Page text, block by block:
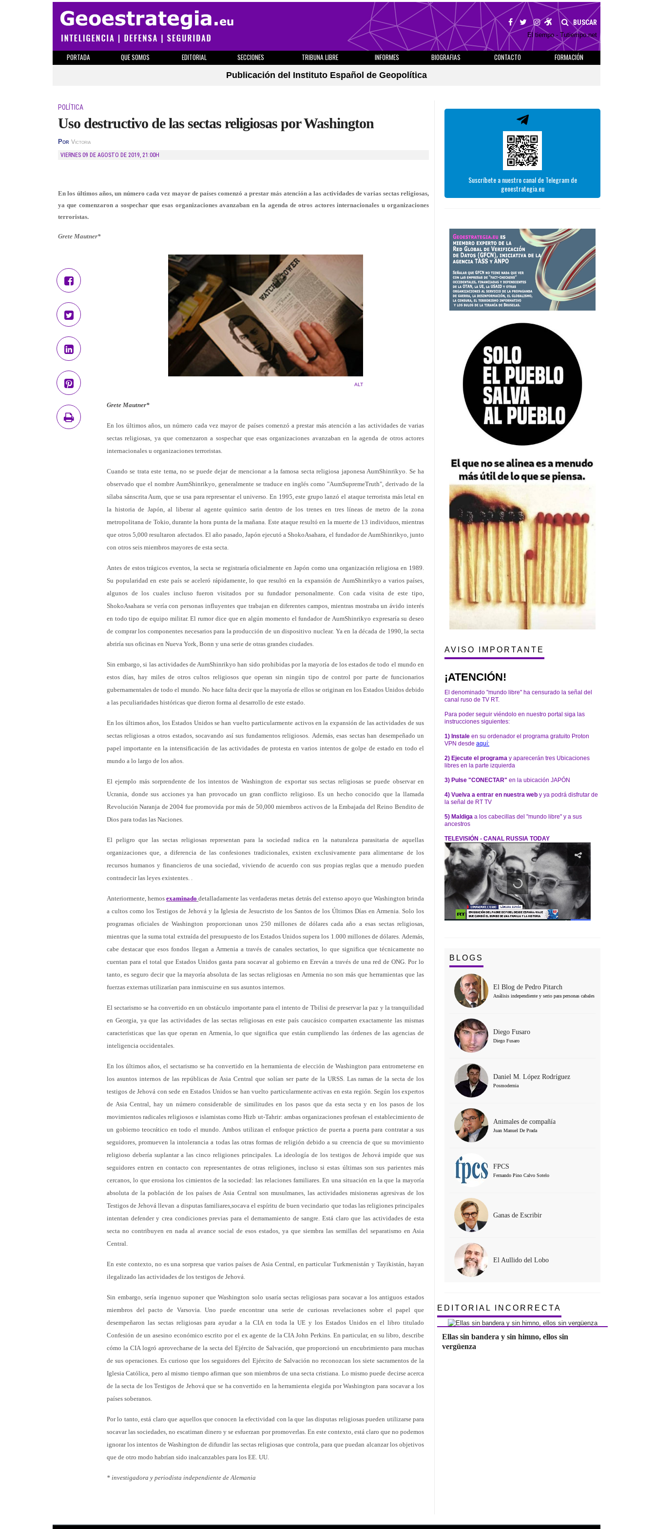
BUSCAR
El tiempo - Tutiempo.net
PORTADA QUE SOMOS EDITORIAL SECCIONES TRIBUNA LIBRE INFORMES BIOGRAFIAS CONTACTO
FORMACIÓN
Publicación del Instituto Español de Geopolítica
POLÍTICA
Uso destructivo de las sectas religiosas por Washington
Por Victoria
VIERNES 09 DE AGOSTO DE 2019, 21:00H
En los últimos años, un número cada vez mayor de países comenzó a prestar más atención a las actividades de varias sectas religiosas,
ya que comenzaron a sospechar que esas organizaciones avanzaban en la agenda de otros actores internacionales u organizaciones
terroristas.
Grete Mautner*
ALT
Grete Mautner*
En los últimos años, un número cada vez mayor de países comenzó a prestar más atención a las actividades de varias
sectas religiosas, ya que comenzaron a sospechar que esas organizaciones avanzaban en la agenda de otros actores
internacionales u organizaciones terroristas.
Cuando se trata este tema, no se puede dejar de mencionar a la famosa secta religiosa japonesa AumShinrikyo. Se ha
observado que el nombre AumShinrikyo, generalmente se traduce en inglés como "AumSupremeTruth", derivado de la
sílaba sánscrita Aum, que se usa para representar el universo. En 1995, este grupo lanzó el ataque terrorista más letal en
la historia de Japón, al liberar al agente químico sarin dentro de los trenes en tres líneas de metro de la zona
metropolitana de Tokio, durante la hora punta de la mañana. Este ataque resultó en la muerte de 13 individuos, mientras
que otros 5,000 resultaron afectados. El año pasado, Japón ejecutó a ShokoAsahara, el fundador de AumShinrikyo, junto
con otros seis miembros mayores de esta secta.
Antes de estos trágicos eventos, la secta se registraría oficialmente en Japón como una organización religiosa en 1989.
Su popularidad en este país se aceleró rápidamente, lo que resultó en la expansión de AumShinrikyo a varios países,
algunos de los cuales incluso fueron visitados por su fundador personalmente. Con cada visita de este tipo,
ShokoAsahara se vería con personas influyentes que trabajan en diferentes campos, mientras mostraba un ávido interés
en todo tipo de equipo militar. El rumor dice que en algún momento el fundador de AumShinrikyo expresaría su deseo
de comprar los componentes necesarios para la producción de un dispositivo nuclear. Ya en la década de 1990, la secta
abriría sus oficinas en Nueva York, Bonn y una serie de otras grandes ciudades.
Sin embargo, si las actividades de AumShinrikyo han sido prohibidas por la mayoría de los estados de todo el mundo en
estos días, hay miles de otros cultos religiosos que operan sin ningún tipo de control por parte de funcionarios
gubernamentales de todo el mundo. No hace falta decir que la mayoría de ellos se originan en los Estados Unidos debido
a las peculiaridades históricas que dieron forma al desarrollo de este estado.
En los últimos años, los Estados Unidos se han vuelto particularmente activos en la expansión de las actividades de sus
sectas religiosas a otros estados, socavando así sus fundamentos religiosos. Además, esas sectas han desempeñado un
papel importante en la intensificación de las actividades de protesta en varios intentos de golpe de estado en todo el
mundo a lo largo de los años.
El ejemplo más sorprendente de los intentos de Washington de exportar sus sectas religiosas se puede observar en
Ucrania, donde sus acciones ya han provocado un gran conflicto religioso. Es un hecho conocido que la llamada
Revolución Naranja de 2004 fue promovida por más de 50,000 miembros activos de la Embajada del Reino Bendito de
Dios para todas las Naciones.
El peligro que las sectas religiosas representan para la sociedad radica en la naturaleza parasitaria de aquellas
organizaciones que, a diferencia de las confesiones tradicionales, existen exclusivamente para alimentarse de los
recursos humanos y financieros de una sociedad, viviendo de acuerdo con sus propias reglas que a menudo pueden
contradecir las leyes existentes. .
Anteriormente, hemosexaminado detalladamente las verdaderas metas detrás del extenso apoyo que Washington brinda
a cultos como los Testigos de Jehová y la Iglesia de Jesucristo de los Santos de los Últimos Días en Armenia. Solo los
programas oficiales de Washington proporcionan unos 250 millones de dólares cada año a esas sectas religiosas,
mientras que la suma total extraída del presupuesto de los Estados Unidos supera los 1.000 millones de dólares. Además,
cabe destacar que esos fondos llegan a Armenia a través de canales sectarios, lo que significa que técnicamente no
cuentan para el total que Estados Unidos gasta para socavar al gobierno en Ereván a través de una red de ONG. Por lo
tanto, es seguro decir que la mayoría absoluta de las sectas religiosas en Armenia no son más que herramientas que las
fuerzas externas utilizarían para inmiscuirse en sus asuntos internos.
El sectarismo se ha convertido en un obstáculo importante para el intento de Tbilisi de preservar la paz y la tranquilidad
en Georgia, ya que las actividades de las sectas religiosas en este país caucásico comparten exactamente las mismas
características que las que operan en Armenia, lo que significa que están cumpliendo las órdenes de las agencias de
inteligencia occidentales.
En los últimos años, el sectarismo se ha convertido en la herramienta de elección de Washington para entrometerse en
los asuntos internos de las repúblicas de Asia Central que solían ser parte de la URSS. Las ramas de la secta de los
testigos de Jehová con sede en Estados Unidos se han vuelto particularmente activas en esta región. Según los expertos
de Asia Central, hay un número considerable de similitudes en los pasos que da esta secta y en los pasos de los
movimientos radicales religiosos e islamistas como Hizb ut-Tahrir: ambas organizaciones profesan el establecimiento de
un gobierno teocrático en todo el mundo. Ambos utilizan el enfoque práctico de puerta a puerta para contratar a sus
seguidores, promueven la intolerancia a todas las otras formas de religión debido a su creencia de que su movimiento
religioso debería suplantar a las cinco religiones principales. La ideología de los testigos de Jehová impide que sus
seguidores entren en contacto con representantes de otras religiones, incluso si estas últimas son sus parientes más
cercanos, lo que erosiona los cimientos de la sociedad: las relaciones familiares. En una situación en la que la mayoría
absoluta de la población de los países de Asia Central son musulmanes, las actividades misioneras agresivas de los
Testigos de Jehová llevan a disputas familiares,socava el espíritu de buen vecindario que todas las religiones principales
intentan defender y crea condiciones previas para el derramamiento de sangre. Está claro que las actividades de esta
secta no contribuyen en nada al avance social de esos estados, ya que siembra las semillas del separatismo en Asia
Central.
En este contexto, no es una sorpresa que varios países de Asia Central, en particular Turkmenistán y Tayikistán, hayan
ilegalizado las actividades de los testigos de Jehová.
Sin embargo, sería ingenuo suponer que Washington solo usaría sectas religiosas para socavar a los antiguos estados
miembros del pacto de Varsovia. Uno puede encontrar una serie de curiosas revelaciones sobre el papel que
desempeñaron las sectas religiosas para ayudar a la CIA en toda la UE y los Estados Unidos en el libro titulado
Confesión de un asesino económico escrito por el ex agente de la CIA John Perkins. En particular, en su libro, describe
cómo la CIA logró aprovecharse de la secta del Ejército de Salvación, que proporcionó un encubrimiento para muchas
de sus operaciones. Es curioso que los seguidores del Ejército de Salvación no reconozcan los siete sacramentos de la
Iglesia Católica, pero al mismo tiempo afirman que son miembros de una secta cristiana. Lo mismo puede decirse acerca
de la secta de los Testigos de Jehová que se ha convertido en la herramienta elegida por Washington para socavar a los
países soberanos.
Por lo tanto, está claro que aquellos que conocen la efectividad con la que las disputas religiosas pueden utilizarse para
socavar las sociedades, no escatiman dinero y se esfuerzan por promoverlas. En este contexto, está claro que no podemos
ignorar los intentos de Washington de difundir las sectas religiosas que controla, para que puedan alcanzar los objetivos
que de otro modo habrían sido inalcanzables para los EE. UU.
* investigadora y periodista independiente de Alemania
Suscríbete a nuestro canal de Telegram de
geoestrategia.eu
AVISO IMPORTANTE
¡ATENCIÓN!
El denominado "mundo libre" ha censurado la señal del
canal ruso de TV RT.
Para poder seguir viéndolo en nuestro portal siga las
instrucciones siguientes:
1) Instale en su ordenador el programa gratuito Proton
VPN desde aquí:
2) Ejecute el programa y aparecerán tres Ubicaciones
libres en la parte izquierda
3) Pulse "CONECTAR" en la ubicación JAPÓN
4) Vuelva a entrar en nuestra web y ya podrá disfrutar de
la señal de RT TV
5) Maldiga a los cabecillas del "mundo libre" y a sus
ancestros
TELEVISIÓN - CANAL RUSSIA TODAY
BLOGS
El Blog de Pedro Pitarch
Análisis independiente y serio para personas cabales
Diego Fusaro
Diego Fusaro
Daniel M. López Rodríguez
Posmodernia
Animales de compañía
Juan Manuel De Prada
FPCS
Fernando Pino Calvo Sotelo
Ganas de Escribir
El Aullido del Lobo
EDITORIAL INCORRECTA
Ellas sin bandera y sin himno, ellos sin
vergüenza